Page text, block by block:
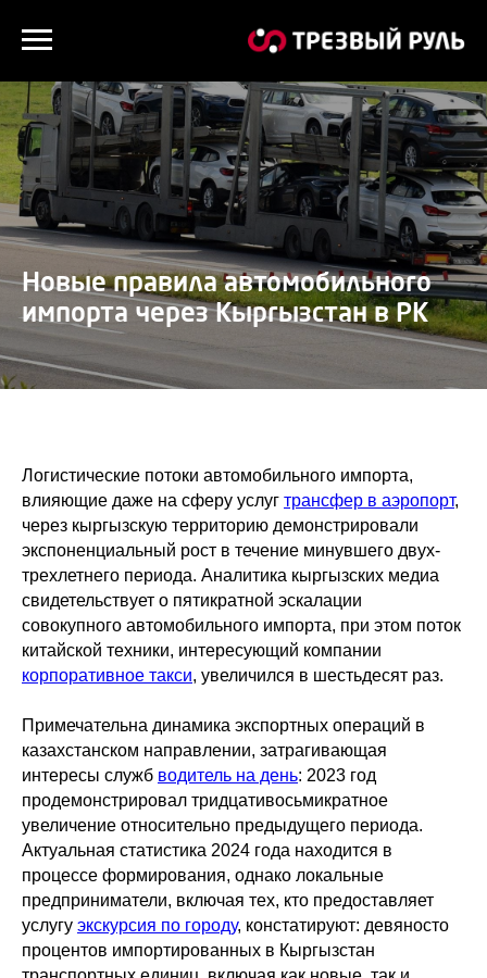
Новые правила автомобильного
импорта через Кыргызстан в РК
Логистические потоки автомобильного импорта,
влияющие даже на сферу услуг трансфер в аэропорт,
через кыргызскую территорию демонстрировали
экспоненциальный рост в течение минувшего двух-
трехлетнего периода. Аналитика кыргызских медиа
свидетельствует о пятикратной эскалации
совокупного автомобильного импорта, при этом поток
китайской техники, интересующий компании
корпоративное такси, увеличился в шестьдесят раз.
Примечательна динамика экспортных операций в
казахстанском направлении, затрагивающая
интересы служб водитель на день: 2023 год
продемонстрировал тридцативосьмикратное
увеличение относительно предыдущего периода.
Актуальная статистика 2024 года находится в
процессе формирования, однако локальные
предприниматели, включая тех, кто предоставляет
услугу экскурсия по городу, констатируют: девяносто
процентов импортированных в Кыргызстан